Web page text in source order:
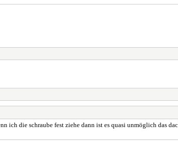
die schraube fest ziehe dann ist es quasi unmöglich das